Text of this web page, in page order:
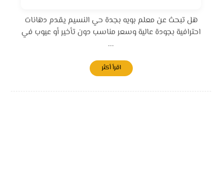
هل تبحث عن معلم بويه بجدة حي النسيم يقدم دهانات
احترافية بجودة عالية وسعر مناسب دون تأخير أو عيوب في
...
اقرأ أكثر